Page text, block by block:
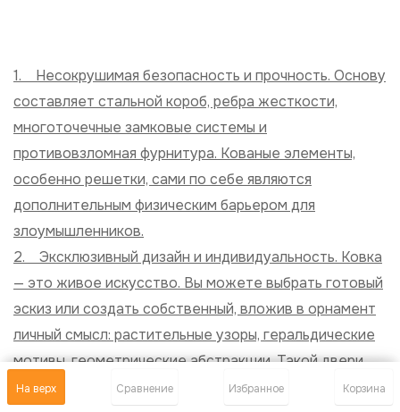
На верх Сравнение Избранное Корзина
1. Несокрушимая безопасность и прочность. Основу
составляет стальной короб, ребра жесткости,
многоточечные замковые системы и
противовзломная фурнитура. Кованые элементы,
особенно решетки, сами по себе являются
дополнительным физическим барьером для
злоумышленников.
2. Эксклюзивный дизайн и индивидуальность. Ковка
— это живое искусство. Вы можете выбрать готовый
эскиз или создать собственный, вложив в орнамент
личный смысл: растительные узоры, геральдические
мотивы, геометрические абстракции. Такой двери
больше ни у кого не будет.